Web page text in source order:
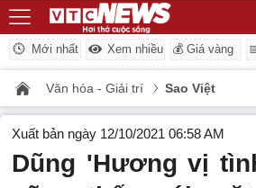
Mới nhất Xem nhiều 💰 Giá vàng
Văn hóa - Giải trí Sao Việt
Xuất bản ngày 12/10/2021 06:58 AM
Dũng 'Hương vị